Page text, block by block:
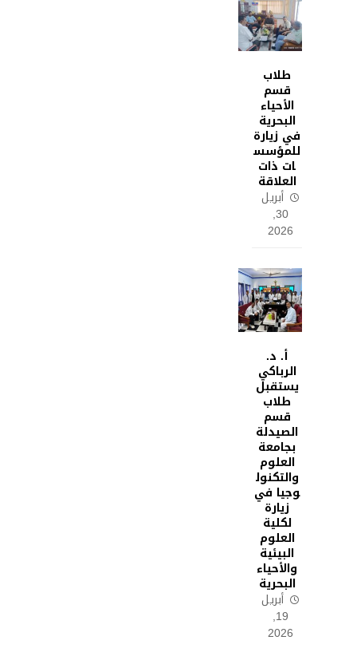
طلاب
قسم
الأحياء
البحرية
في زيارة
للمؤسس
ات ذات
العلاقة
أبريل
30,
2026
أ. د.
الرباكي
يستقبل
طلاب
قسم
الصيدلة
بجامعة
العلوم
والتكنول
وجيا في
زيارة
لكلية
العلوم
البيئية
والأحياء
البحرية
أبريل
19,
2026